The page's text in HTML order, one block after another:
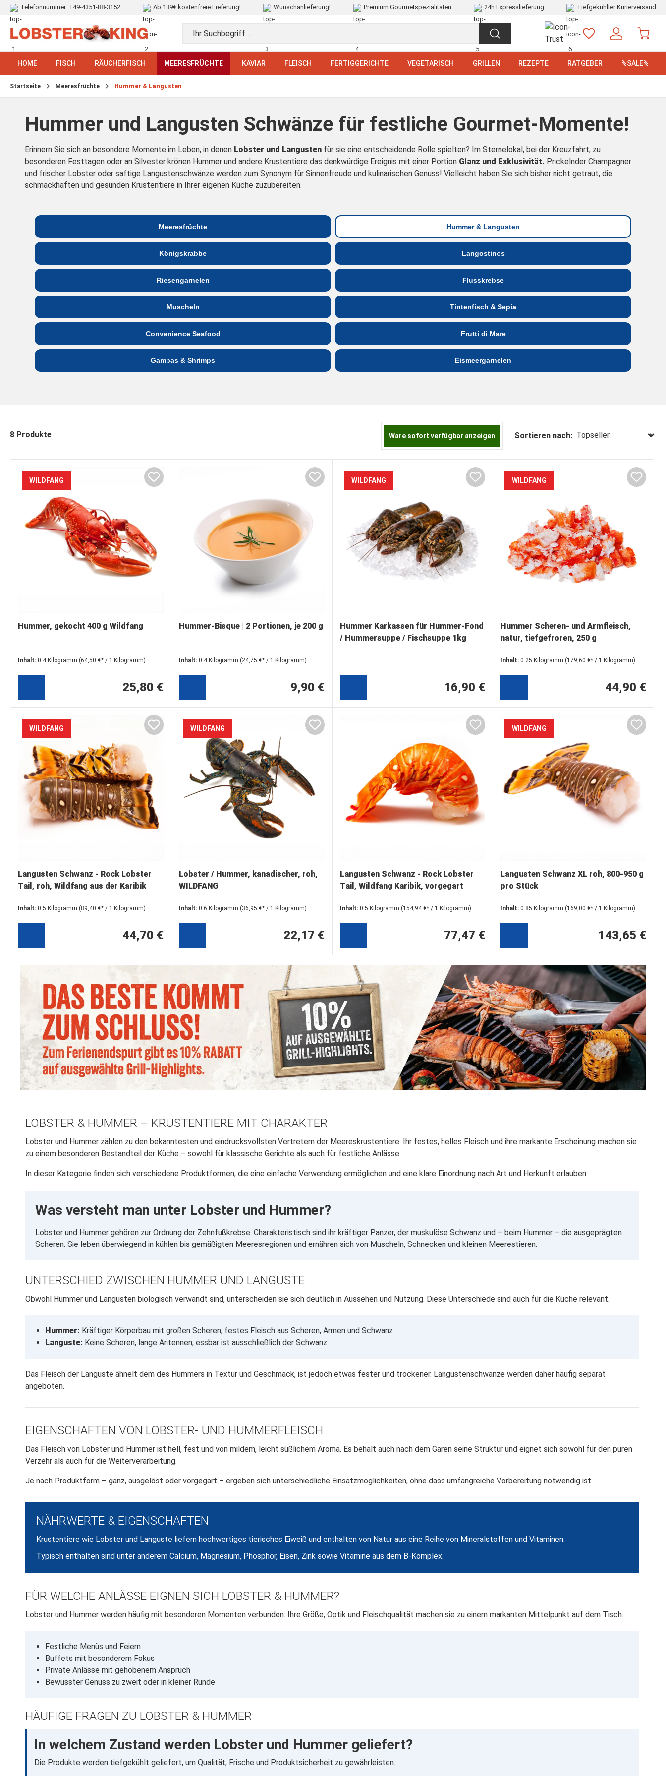
Telefonnummer: +49-4351-88-3152 Ab 139€ kostenfreie Lieferung! Wunschanlieferung! Premium Gourmetspezialitäten 24h Expresslieferung Tiefgekühlter Kurierversand
HOME FISCH RÄUCHERFISCH MEERESFRÜCHTE KAVIAR FLEISCH FERTIGGERICHTE VEGETARISCH GRILLEN REZEPTE RATGEBER %SALE%
Startseite Meeresfrüchte Hummer & Langusten
Hummer und Langusten Schwänze für festliche Gourmet-Momente!
Erinnern Sie sich an besondere Momente im Leben, in denen Lobster und Langusten für sie eine entscheidende Rolle spielten? Im Sternelokal, bei der Kreuzfahrt, zu
besonderen Festtagen oder an Silvester krönen Hummer und andere Krustentiere das denkwürdige Ereignis mit einer Portion Glanz und Exklusivität. Prickelnder Champagner
und frischer Lobster oder saftige Langustenschwänze werden zum Synonym für Sinnenfreude und kulinarischen Genuss! Vielleicht haben Sie sich bisher nicht getraut, die
schmackhaften und gesunden Krustentiere in Ihrer eigenen Küche zuzubereiten.
Meeresfrüchte Hummer & Langusten
Königskrabbe Langostinos
Riesengarnelen Flusskrebse
Muscheln Tintenfisch & Sepia
Convenience Seafood Frutti di Mare
Gambas & Shrimps Eismeergarnelen
8 Produkte Ware sofort verfügbar anzeigen Sortieren nach:
WILDFANG
Hummer, gekocht 400 g Wildfang
Inhalt: 0.4 Kilogramm (64,50 €* / 1 Kilogramm)
25,80 €
Hummer-Bisque | 2 Portionen, je 200 g
Inhalt: 0.4 Kilogramm (24,75 €* / 1 Kilogramm)
9,90 €
WILDFANG
Hummer Karkassen für Hummer-Fond
/ Hummersuppe / Fischsuppe 1kg
16,90 €
WILDFANG
Hummer Scheren- und Armfleisch,
natur, tiefgefroren, 250 g
Inhalt:0.25 Kilogramm (179,60 €* / 1 Kilogramm)
44,90 €
WILDFANG
Langusten Schwanz - Rock Lobster
Tail, roh, Wildfang aus der Karibik
Inhalt: 0.5 Kilogramm (89,40 €* / 1 Kilogramm)
44,70 €
WILDFANG
Lobster / Hummer, kanadischer, roh,
WILDFANG
Inhalt: 0.6 Kilogramm (36,95 €* / 1 Kilogramm)
22,17 €
Langusten Schwanz - Rock Lobster
Tail, Wildfang Karibik, vorgegart
Inhalt: 0.5 Kilogramm (154,94 €* / 1 Kilogramm)
77,47 €
WILDFANG
Langusten Schwanz XL roh, 800-950 g
pro Stück
Inhalt:0.85 Kilogramm (169,00 €* / 1 Kilogramm)
143,65 €
LOBSTER & HUMMER – KRUSTENTIERE MIT CHARAKTER
Lobster und Hummer zählen zu den bekanntesten und eindrucksvollsten Vertretern der Meereskrustentiere. Ihr festes, helles Fleisch und ihre markante Erscheinung machen sie
zu einem besonderen Bestandteil der Küche – sowohl für klassische Gerichte als auch für festliche Anlässe.
In dieser Kategorie finden sich verschiedene Produktformen, die eine einfache Verwendung ermöglichen und eine klare Einordnung nach Art und Herkunft erlauben.
Was versteht man unter Lobster und Hummer?
Lobster und Hummer gehören zur Ordnung der Zehnfußkrebse. Charakteristisch sind ihr kräftiger Panzer, der muskulöse Schwanz und – beim Hummer – die ausgeprägten
Scheren. Sie leben überwiegend in kühlen bis gemäßigten Meeresregionen und ernähren sich von Muscheln, Schnecken und kleinen Meerestieren.
UNTERSCHIED ZWISCHEN HUMMER UND LANGUSTE
Obwohl Hummer und Langusten biologisch verwandt sind, unterscheiden sie sich deutlich in Aussehen und Nutzung. Diese Unterschiede sind auch für die Küche relevant.
Hummer: Kräftiger Körperbau mit großen Scheren, festes Fleisch aus Scheren, Armen und Schwanz
Languste: Keine Scheren, lange Antennen, essbar ist ausschließlich der Schwanz
Das Fleisch der Languste ähnelt dem des Hummers in Textur und Geschmack, ist jedoch etwas fester und trockener. Langustenschwänze werden daher häufig separat
angeboten.
EIGENSCHAFTEN VON LOBSTER- UND HUMMERFLEISCH
Das Fleisch von Lobster und Hummer ist hell, fest und von mildem, leicht süßlichem Aroma. Es behält auch nach dem Garen seine Struktur und eignet sich sowohl für den puren
Verzehr als auch für die Weiterverarbeitung.
Je nach Produktform – ganz, ausgelöst oder vorgegart – ergeben sich unterschiedliche Einsatzmöglichkeiten, ohne dass umfangreiche Vorbereitung notwendig ist.
NÄHRWERTE & EIGENSCHAFTEN
Krustentiere wie Lobster und Languste liefern hochwertiges tierisches Eiweiß und enthalten von Natur aus eine Reihe von Mineralstoffen und Vitaminen.
Typisch enthalten sind unter anderem Calcium, Magnesium, Phosphor, Eisen, Zink sowie Vitamine aus dem B-Komplex.
FÜR WELCHE ANLÄSSE EIGNEN SICH LOBSTER & HUMMER?
Lobster und Hummer werden häufig mit besonderen Momenten verbunden. Ihre Größe, Optik und Fleischqualität machen sie zu einem markanten Mittelpunkt auf dem Tisch.
Festliche Menüs und Feiern
Buffets mit besonderem Fokus
Private Anlässe mit gehobenem Anspruch
Bewusster Genuss zu zweit oder in kleiner Runde
HÄUFIGE FRAGEN ZU LOBSTER & HUMMER
In welchem Zustand werden Lobster und Hummer geliefert?
Die Produkte werden tiefgekühlt geliefert, um Qualität, Frische und Produktsicherheit zu gewährleisten.